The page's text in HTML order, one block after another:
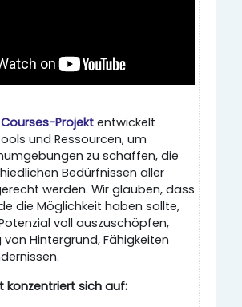
Projektentwickelt
und Ressourcen, um
zu schaffen, die
Bedürfnissen aller
werden. Wir glauben, dass
die Möglichkeit haben sollte,
voll auszuschöpfen,
Hintergrund, Fähigkeiten
konzentriert sich auf: